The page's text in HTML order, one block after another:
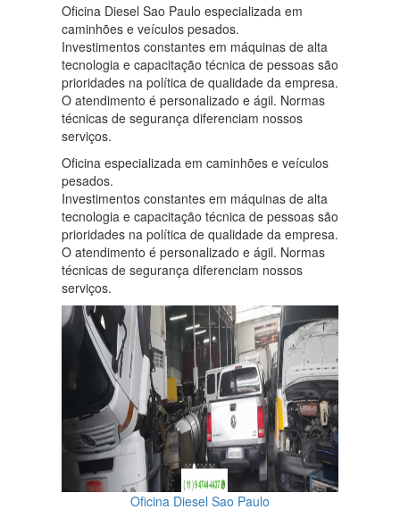
Oficina Diesel Sao Paulo especializada em
caminhões e veículos pesados.
Investimentos constantes em máquinas de alta
tecnologia e capacitação técnica de pessoas são
prioridades na política de qualidade da empresa.
O atendimento é personalizado e ágil. Normas
técnicas de segurança diferenciam nossos
serviços.
Oficina especializada em caminhões e veículos
pesados.
Investimentos constantes em máquinas de alta
tecnologia e capacitação técnica de pessoas são
prioridades na política de qualidade da empresa.
O atendimento é personalizado e ágil. Normas
técnicas de segurança diferenciam nossos
serviços.
Oficina Diesel Sao Paulo